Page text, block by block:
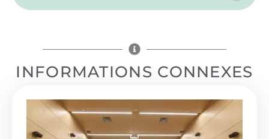
INFORMATIONS CONNEXES